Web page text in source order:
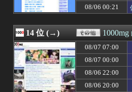
08/07 06:20
【朗報動画】
08/07 06:18
【朗報】幽遊
08/07 06:18
【画像】田中
08/07 06:18
【衝撃】イギ
08/07 06:18
「貰ったな
08/07 06:18
【質問】ゴー
08/07 06:16
【ドジャース
08/07 06:15
行方不明にな
08/07 06:15
嫁と子作り中
08/07 06:13
2027年4月に
08/06 00:21
14 位 (→) 1000mg
08/07 07:00
08/07 00:00
08/06 22:00
08/06 20:00